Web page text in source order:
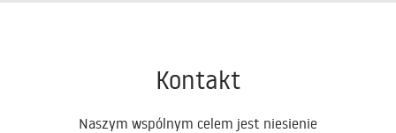
Kontakt
Naszym wspólnym celem jest niesienie